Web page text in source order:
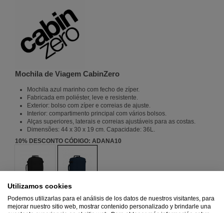
Mochila de Viagem CabinZero
Mochila azul marinho com fecho de zíper.
Fabricada em poliéster, leve e resistente.
Exterior: bolso com zíper e correias de ajuste.
Interior: compartimento principal com vários bolsos.
Alças superiores, laterais e correias ajustáveis para as costas.
Dimensões: 44 x 30 x 19 cm. Capacidade: 36L.
10% DESCONTO CÓDIGO: ADANA10
Utilizamos cookies
Podemos utilizarlas para el análisis de los datos de nuestros visitantes, para
mejorar nuestro sitio web, mostrar contenido personalizado y brindarle una